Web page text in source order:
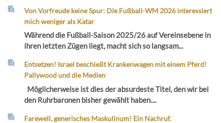
Von Vorfreude keine Spur: Die Fußball-WM 2026 interessiert
mich weniger als Katar
Während die Fußball-Saison 2025/26 auf Vereinsebene in
ihren letzten Zügen liegt, macht sich so langsam...
Entsetzen! Israel beschießt Krankenwagen mit einem Pferd!
Pallywood und die Medien
Möglicherweise ist dies der absurdeste Titel, den wir bei
den Ruhrbaronen bisher gewählt haben....
Farewell, generisches Maskulinum! Ein Nachruf.